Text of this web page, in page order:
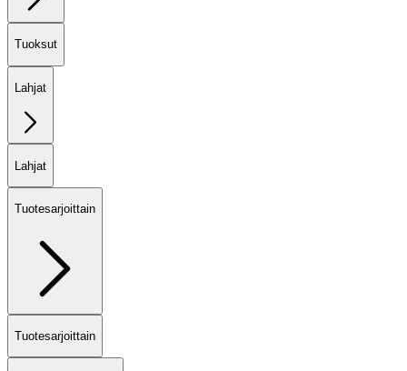
Tuoksut
Lahjat
Lahjat
Tuotesarjoittain
Tuotesarjoittain